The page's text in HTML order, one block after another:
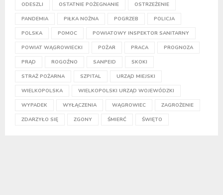
ODESZLI OSTATNIE POŻEGNANIE OSTRZEŻENIE
PANDEMIA PIŁKA NOŻNA POGRZEB POLICJA
POLSKA POMOC POWIATOWY INSPEKTOR SANITARNY
POWIAT WĄGROWIECKI POŻAR PRACA PROGNOZA
PRĄD ROGOŹNO SANPEID SKOKI
STRAŻ POŻARNA SZPITAL URZĄD MIEJSKI
WIELKOPOLSKA WIELKOPOLSKI URZĄD WOJEWÓDZKI
WYPADEK WYŁĄCZENIA WĄGROWIEC ZAGROŻENIE
ZDARZYŁO SIĘ ZGONY ŚMIERĆ ŚWIĘTO